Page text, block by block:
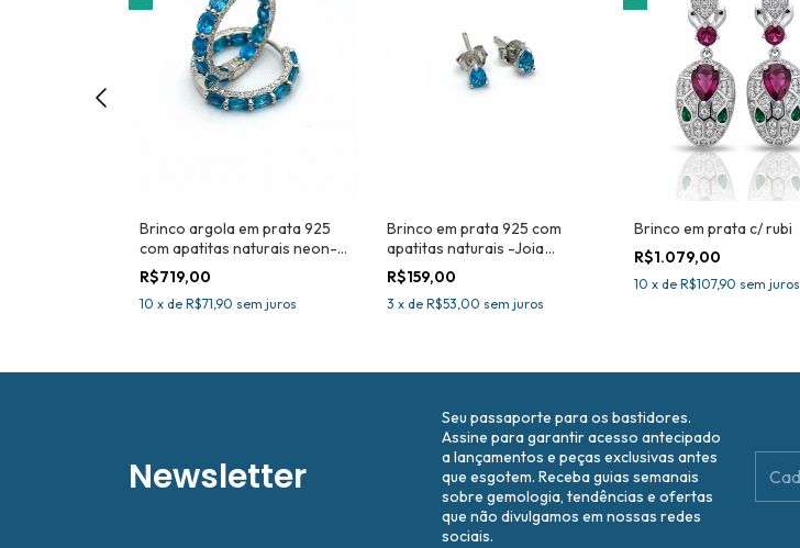
Brinco argola em prata 925
com apatitas naturais neon-
Joia Certificada
R$719,00
10 x de R$71,90 sem juros
Brinco em prata 925 com
apatitas naturais -Joia
certificada
R$159,00
3 x de R$53,00 sem juros
Brinco em prata c/ rubi
R$1.079,00
10 x de R$107,90 sem juros
Newsletter
Seu passaporte para os bastidores.
Assine para garantir acesso antecipado
a lançamentos e peças exclusivas antes
que esgotem. Receba guias semanais
sobre gemologia, tendências e ofertas
que não divulgamos em nossas redes
sociais.